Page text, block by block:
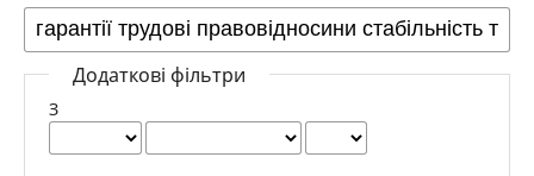
Додаткові фільтри
З